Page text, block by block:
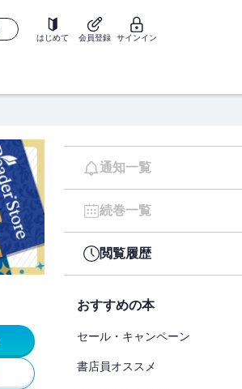
はじめて 会員登録 サインイン
通知一覧
続巻一覧
閲覧履歴
おすすめの本
セール・キャンペーン
書店員オススメ